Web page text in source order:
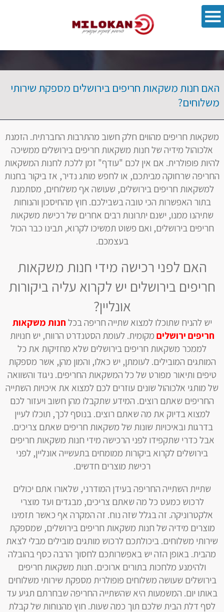
האם חנות משקאות חריפים בירושלים מספקת שירותי
משלוחים?
משקאות חריפים מהווים חלק חשוב מהתרבות החברתית. הזמנת
אלכוהול מידיה של חנות משקאות חריפים בירושלים ממשיכה
להיות פופולרית. אם אין לכם "עודף" זמן ללכת לחנות המשקאות
החריפה שרחוקה מביתכם, או לחפש מותג נדיר, אז ביקור בחנות
למשקאות חריפים בירושלים, שעושה אף משלוחים, מסתמנת
בתור האפשרות הכי טובה בשבילכם. חוץ מהחיסכון והנוחות
שתיהנו ממנו, ישנם יתרונות רבים אחרים של רכישת משקאות
חריפים בירושלים, ואם פשוט תמשיכו לקרוא, תבינו כבר הכול
בעצמכם.
האם לפני רכישה מידי חנות משקאות
חריפים בירושלים יש לקרוא עליה ביקורות
אונליין?
יש להניח שתוכלו למצוא שתייה חריפה בכל חנות משקאות
חריפים ירושלים מקומית. לעומת הסטנדרט הרווח, יש חנויות
לממכר משקאות חריפים בירושלים שלא מחזיקות את כל
המותגים המובילים. לעומתן, יש כאלו, והמון מהן, אשר מספקות
טיפים ותיאור מפורט של כל המשקאות החריפים. ניגוד והשוואה
של מותגי אלכוהול שונים עוזרים לכם למצוא את איכויות השתייה
החריפים שאתם רוצים. המידע שתקבלו מהן חשוב ויעזור לכם
למצוא בדיוק את מה שאתם רוצים. בנוסף לכך, תוכלו לעיין
בדרגות ובאיכויות שונות של משקאות חריפים שאתם צריכים.
אבל כדרי שתקפידו לפני הרכישה מידי חנות משקאות חריפים
בירושלים לקרוא ביקורות ממומחים בתעשייה אונליין, לפני
רכישת מוצרים חדשים.
שתיית השתייה החריפה בעידן המודרני, שלאורו אתם יכולים
לרכוש כמעט כל מה שאתם צריכים, מבגדים ועד מוצרי
אלקטרוניקה. זה בגלל שזה נוח. זה המקרה אף כאשר תזמינו
מוצרים מידיה של חנות משקאות חריפים בירושלים, שמספקת
שירותי משלוחים. ביכולתכם לרכוש מותגים מובילים מבלי לצאת
מהבית. באופן הזה יש באפשרותכם לחסוך הרבה כסף בהובלה
ולהימנע מלחכות בתורים ארוכים. חנות משקאות חריפים
בירושלים שעושה משלוחים פופולרית מספקת שירותי משלוחים
באותו יום. המשמעות היא שהשתייה החריפה שבחרתם תגיע עד
לסף דלת הבית שלכם תוך כמה שעות. חוץ מהנוחות של קבלת